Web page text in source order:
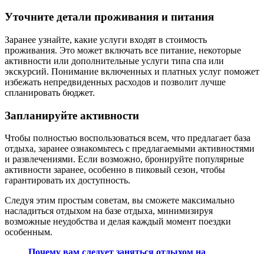
Уточните детали проживания и питания
Заранее узнайте, какие услуги входят в стоимость
проживания. Это может включать все питание, некоторые
активности или дополнительные услуги типа спа или
экскурсий. Понимание включенных и платных услуг поможет
избежать непредвиденных расходов и позволит лучше
спланировать бюджет.
Запланируйте активности
Чтобы полностью воспользоваться всем, что предлагает база
отдыха, заранее ознакомьтесь с предлагаемыми активностями
и развлечениями. Если возможно, бронируйте популярные
активности заранее, особенно в пиковый сезон, чтобы
гарантировать их доступность.
Следуя этим простым советам, вы сможете максимально
насладиться отдыхом на базе отдыха, минимизируя
возможные неудобства и делая каждый момент поездки
особенным.